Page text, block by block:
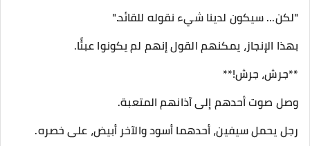
"لكن... سيكون لدينا شيء نقوله للقائد."
بهذا الإنجاز، يمكنهم القول إنهم لم يكونوا عبئًا.
**جرش، جرش!**
وصل صوت أحدهم إلى آذانهم المتعبة.
رجل يحمل سيفين، أحدهما أسود والآخر أبيض، على خصره.